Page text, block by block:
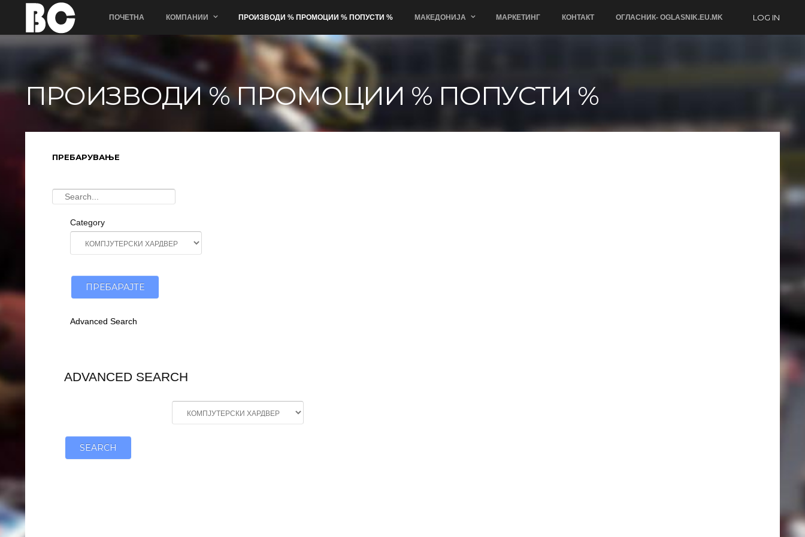
LOG IN
ПОЧЕТНА КОМПАНИИ ПРОИЗВОДИ % ПРОМОЦИИ % ПОПУСТИ % МАКЕДОНИЈА МАРКЕТИНГ КОНТАКТ ОГЛАСНИК- OGLASNIK.EU.MK
ПРОИЗВОДИ % ПРОМОЦИИ % ПОПУСТИ %
ПРЕБАРУВАЊЕ
Category
Advanced Search
ADVANCED SEARCH